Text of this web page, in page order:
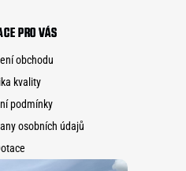
PRO VÁS
obchodu
kvality
podmínky
osobních údajů